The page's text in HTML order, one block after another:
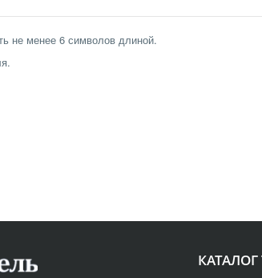
не менее 6 символов длиной.